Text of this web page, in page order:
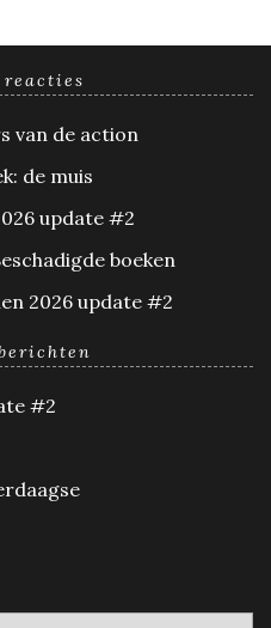
van de action
de muis
update #2
boeken
2026 update #2
#2